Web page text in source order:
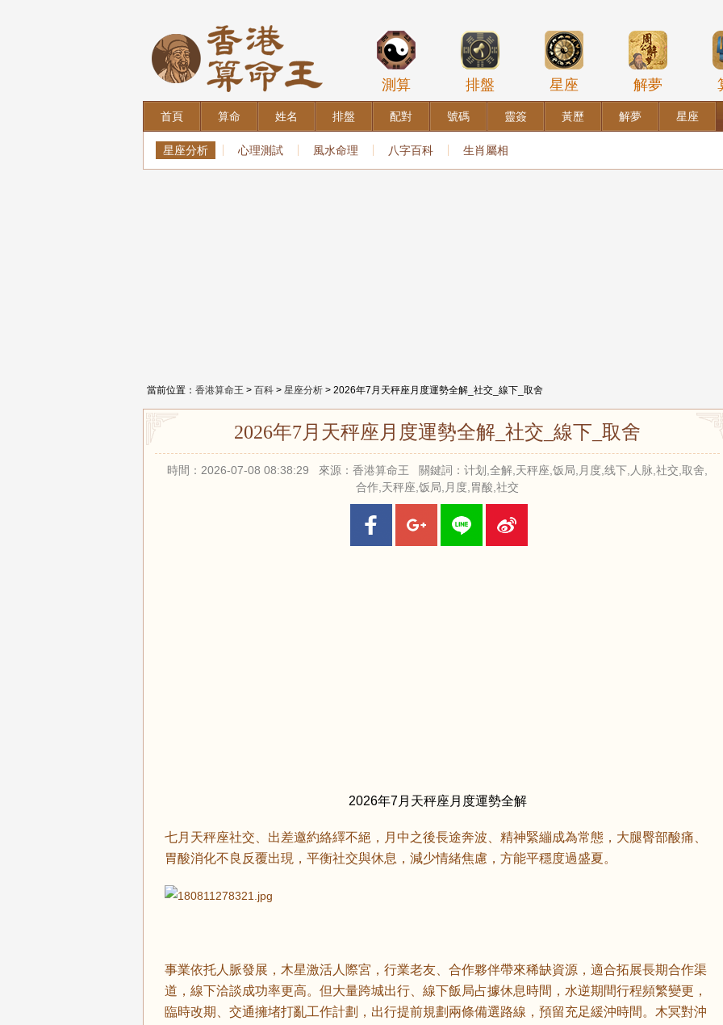
測算 排盤 星座 解夢
首頁 算命 姓名 排盤 配對 號碼 靈簽 黃歷 解夢 星座
星座分析 心理測試 風水命理 八字百科 生肖屬相
當前位置： 香港算命王 > 百科 > 星座分析 > 2026年7月天秤座月度運勢全解_社交_線下_取舍
2026年7月天秤座月度運勢全解_社交_線下_取舍
時間：2026-07-08 08:38:29 來源：香港算命王 關鍵詞：计划,全解,天秤座,饭局,月度,线下,人脉,社交,取舍,
合作,天秤座,饭局,月度,胃酸,社交
2026年7月天秤座月度運勢全解
七月天秤座社交、出差邀約絡繹不絕，月中之後長途奔波、精神緊繃成為常態，大腿臀部酸痛、
胃酸消化不良反覆出現，平衡社交與休息，減少情緒焦慮，方能平穩度過盛夏。
事業依托人脈發展，木星激活人際宮，行業老友、合作夥伴帶來稀缺資源，適合拓展長期合作渠
道，線下洽談成功率更高。但大量跨城出行、線下飯局占據休息時間，水逆期間行程頻繁變更，
臨時改期、交通擁堵打亂工作計劃，出行提前規劃兩條備選路線，預留充足緩沖時間。木冥對沖